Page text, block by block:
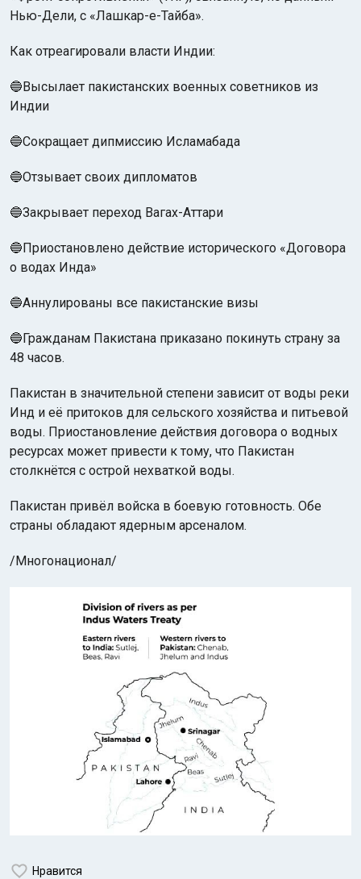
Нью-Дели, с «Лашкар-е-Тайба».
Как отреагировали власти Индии:
🔵Высылает пакистанских военных советников из
Индии
🔵Сокращает дипмиссию Исламабада
🔵Отзывает своих дипломатов
🔵Закрывает переход Вагах-Аттари
🔵Приостановлено действие исторического «Договора
о водах Инда»
🔵Аннулированы все пакистанские визы
🔵Гражданам Пакистана приказано покинуть страну за
48 часов.
Пакистан в значительной степени зависит от воды реки
Инд и её притоков для сельского хозяйства и питьевой
воды. Приостановление действия договора о водных
ресурсах может привести к тому, что Пакистан
столкнётся с острой нехваткой воды.
Пакистан привёл войска в боевую готовность. Обе
страны обладают ядерным арсеналом.
/Многонационал/
Нравится